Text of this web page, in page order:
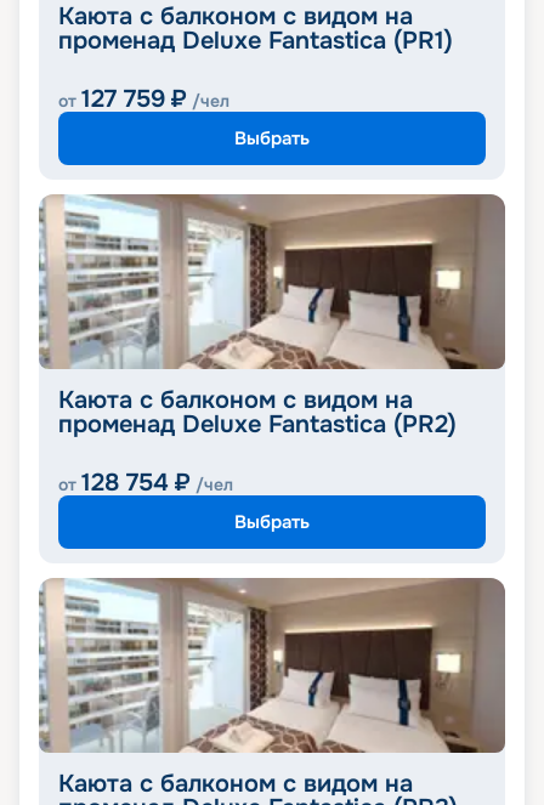
Каюта с балконом с видом на
променад Deluxe Fantastica (PR1)
от 127 759 ₽ /чел
Выбрать
Каюта с балконом с видом на
променад Deluxe Fantastica (PR2)
от 128 754 ₽ /чел
Выбрать
Каюта с балконом с видом на